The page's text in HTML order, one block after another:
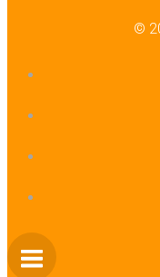
©